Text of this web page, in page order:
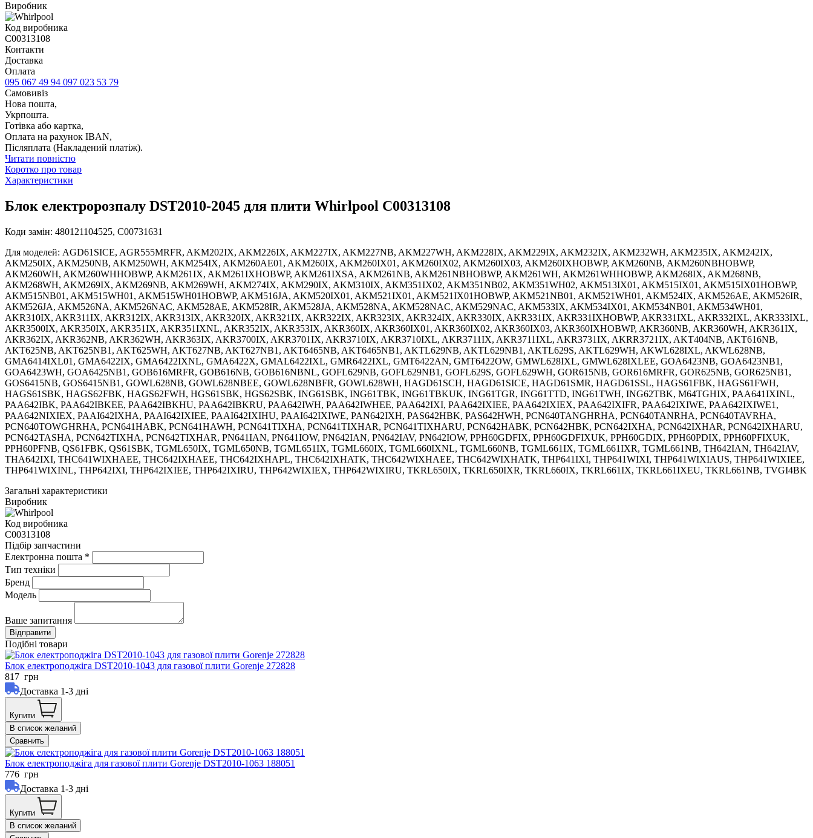
Виробник
Код виробника
C00313108
Контакти
Доставка
Оплата
095 067 49 94 097 023 53 79
Самовивіз
Нова пошта,
Укрпошта.
Готівка або картка,
Оплата на рахунок IBAN,
Післяплата (Накладений платіж).
Читати повністю
Коротко про товар
Характеристики
Блок електророзпалу DST2010-2045 для плити Whirlpool C00313108
Коди замін: 480121104525, C00731631
Для моделей: AGD61SICE, AGR555MRFR, AKM202IX, AKM226IX, AKM227IX, AKM227NB, AKM227WH, AKM228IX, AKM229IX, AKM232IX, AKM232WH, AKM235IX, AKM242IX,
AKM250IX, AKM250NB, AKM250WH, AKM254IX, AKM260AE01, AKM260IX, AKM260IX01, AKM260IX02, AKM260IX03, AKM260IXHOBWP, AKM260NB, AKM260NBHOBWP,
AKM260WH, AKM260WHHOBWP, AKM261IX, AKM261IXHOBWP, AKM261IXSA, AKM261NB, AKM261NBHOBWP, AKM261WH, AKM261WHHOBWP, AKM268IX, AKM268NB,
AKM268WH, AKM269IX, AKM269NB, AKM269WH, AKM274IX, AKM290IX, AKM310IX, AKM351IX02, AKM351NB02, AKM351WH02, AKM513IX01, AKM515IX01, AKM515IX01HOBWP,
AKM515NB01, AKM515WH01, AKM515WH01HOBWP, AKM516JA, AKM520IX01, AKM521IX01, AKM521IX01HOBWP, AKM521NB01, AKM521WH01, AKM524IX, AKM526AE, AKM526IR,
AKM526JA, AKM526NA, AKM526NAC, AKM528AE, AKM528IR, AKM528JA, AKM528NA, AKM528NAC, AKM529NAC, AKM533IX, AKM534IX01, AKM534NB01, AKM534WH01,
AKR310IX, AKR311IX, AKR312IX, AKR313IX, AKR320IX, AKR321IX, AKR322IX, AKR323IX, AKR324IX, AKR330IX, AKR331IX, AKR331IXHOBWP, AKR331IXL, AKR332IXL, AKR333IXL,
AKR3500IX, AKR350IX, AKR351IX, AKR351IXNL, AKR352IX, AKR353IX, AKR360IX, AKR360IX01, AKR360IX02, AKR360IX03, AKR360IXHOBWP, AKR360NB, AKR360WH, AKR361IX,
AKR362IX, AKR362NB, AKR362WH, AKR363IX, AKR3700IX, AKR3701IX, AKR3710IX, AKR3710IXL, AKR3711IX, AKR3711IXL, AKR3731IX, AKRR3721IX, AKT404NB, AKT616NB,
AKT625NB, AKT625NB1, AKT625WH, AKT627NB, AKT627NB1, AKT6465NB, AKT6465NB1, AKTL629NB, AKTL629NB1, AKTL629S, AKTL629WH, AKWL628IXL, AKWL628NB,
GMA6414IXL01, GMA6422IX, GMA6422IXNL, GMA6422X, GMAL6422IXL, GMR6422IXL, GMT6422AN, GMT6422OW, GMWL628IXL, GMWL628IXLEE, GOA6423NB, GOA6423NB1,
GOA6423WH, GOA6425NB1, GOB616MRFR, GOB616NB, GOB616NBNL, GOFL629NB, GOFL629NB1, GOFL629S, GOFL629WH, GOR615NB, GOR616MRFR, GOR625NB, GOR625NB1,
GOS6415NB, GOS6415NB1, GOWL628NB, GOWL628NBEE, GOWL628NBFR, GOWL628WH, HAGD61SCH, HAGD61SICE, HAGD61SMR, HAGD61SSL, HAGS61FBK, HAGS61FWH,
HAGS61SBK, HAGS62FBK, HAGS62FWH, HGS61SBK, HGS62SBK, ING61SBK, ING61TBK, ING61TBKUK, ING61TGR, ING61TTD, ING61TWH, ING62TBK, M64TGHIX, PAA641IXINL,
PAA642IBK, PAA642IBKEE, PAA642IBKHU, PAA642IBKRU, PAA642IWH, PAA642IWHEE, PAA642IXI, PAA642IXIEE, PAA642IXIEX, PAA642IXIFR, PAA642IXIWE, PAA642IXIWE1,
PAA642NIXIEX, PAAI642IXHA, PAAI642IXIEE, PAAI642IXIHU, PAAI642IXIWE, PAN642IXH, PAS642HBK, PAS642HWH, PCN640TANGHRHA, PCN640TANRHA, PCN640TAVRHA,
PCN640TOWGHRHA, PCN641HABK, PCN641HAWH, PCN641TIXHA, PCN641TIXHAR, PCN641TIXHARU, PCN642HABK, PCN642HBK, PCN642IXHA, PCN642IXHAR, PCN642IXHARU,
PCN642TASHA, PCN642TIXHA, PCN642TIXHAR, PN641IAN, PN641IOW, PN642IAN, PN642IAV, PN642IOW, PPH60GDFIX, PPH60GDFIXUK, PPH60GDIX, PPH60PDIX, PPH60PFIXUK,
PPH60PFNB, QS61FBK, QS61SBK, TGML650IX, TGML650NB, TGML651IX, TGML660IX, TGML660IXNL, TGML660NB, TGML661IX, TGML661IXR, TGML661NB, TH642IAN, TH642IAV,
THA642IXI, THC641WIXHAEE, THC642IXHAEE, THC642IXHAPL, THC642IXHATK, THC642WIXHAEE, THC642WIXHATK, THP641IXI, THP641WIXI, THP641WIXIAUS, THP641WIXIEE,
THP641WIXINL, THP642IXI, THP642IXIEE, THP642IXIRU, THP642WIXIEX, THP642WIXIRU, TKRL650IX, TKRL650IXR, TKRL660IX, TKRL661IX, TKRL661IXEU, TKRL661NB, TVGI4BK
Загальні характеристики
Виробник
Код виробника
C00313108
Підбір запчастини
Електронна пошта *
Тип техніки
Бренд
Модель
Ваше запитання
Подібні товари
Блок електроподжіга DST2010-1043 для газової плити Gorenje 272828
817 грн
Доставка 1-3 дні
Купити
В список желаний
Сравнить
Блок електроподжіга для газової плити Gorenje DST2010-1063 188051
776 грн
Доставка 1-3 дні
Купити
В список желаний